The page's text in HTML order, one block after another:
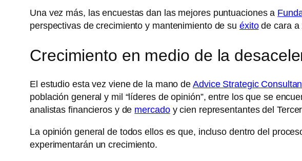
Una vez más, las encuestas dan las mejores puntuaciones a
perspectivas de crecimiento y mantenimiento de su éxitode cara a
Crecimiento en medio de la
El estudio esta vez viene de la mano de Advice Strategic
población general y mil “líderes de opinión”, entre los que se
analistas financieros y de mercadoy cien representantes del
La opinión general de todos ellos es que, incluso dentro del
experimentarán un crecimiento.